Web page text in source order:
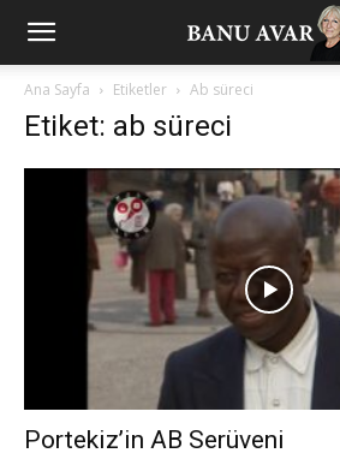
Ana Sayfa Etiketler Ab süreci
Etiket: ab süreci
Portekiz’in AB Serüveni